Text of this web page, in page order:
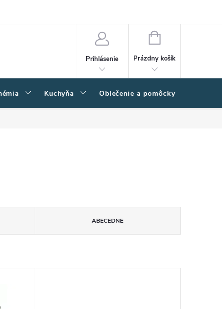
Prihlásenie
NÁKUPNÝ
Prázdny košík
Kuchyňa Oblečenie a pomôcky
ABECEDNE